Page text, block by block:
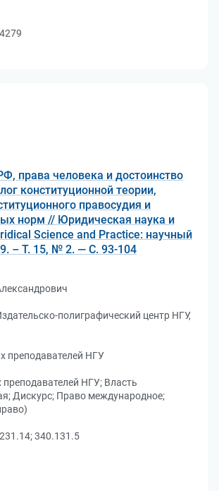
права человека и достоинство
конституционной теории,
правосудия и
норм // Юридическая наука и
Science and Practice: научный
– Т. 15, № 2. — С. 93-104
полиграфический центр НГУ,
преподавателей НГУ
НГУ; Власть
Дискурс; Право международное;
340.131.5